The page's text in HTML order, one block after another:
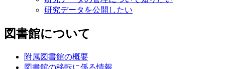
研究データを公開したい
図書館について
附属図書館の概要
図書館の移転に係る情報